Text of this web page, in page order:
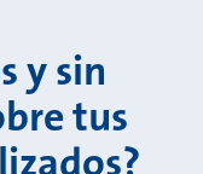
y sin
tus